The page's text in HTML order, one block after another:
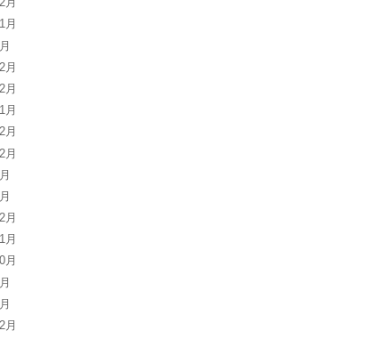
月
月
月
月
月
月
月
月
月
月